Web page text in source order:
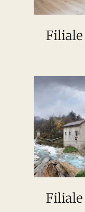
Filiale